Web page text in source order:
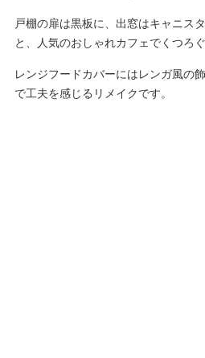
戸棚の扉は黒板に、出窓はキャニス
と、人気のおしゃれカフェでくつろ
レンジフードカバーにはレンガ風の
で工夫を感じるリメイクです。